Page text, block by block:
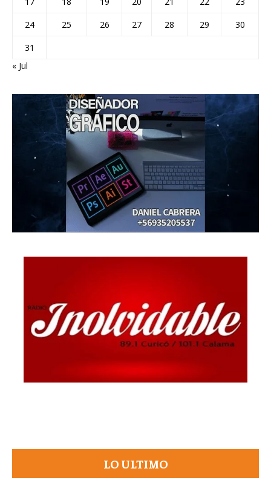
24
25 26 27 28 29
30
31
« Jul
LO ULTIMO